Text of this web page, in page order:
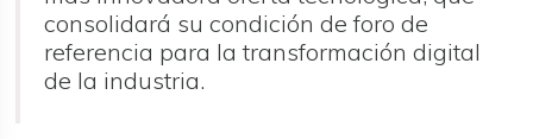
consolidará su condición de foro de
referencia para la transformación digital
de la industria.